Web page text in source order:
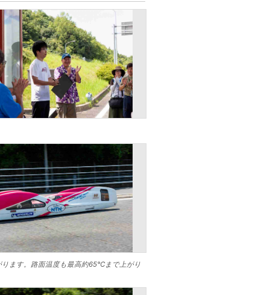
ります。路面温度も最高約65℃まで上がり